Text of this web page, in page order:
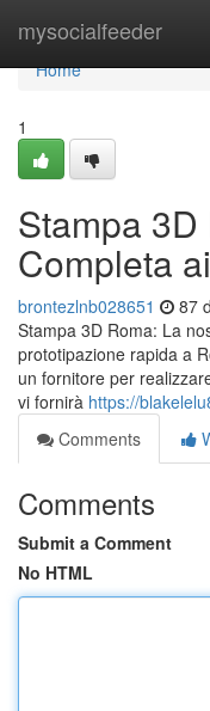
mysocialfeeder
Home
Home
1
Stampa
Completa
brontezlnb028651 87
Stampa 3D Roma: La
prototipazione rapida a
un fornitore per
vi fornirà https://
Comments
Comments
Submit a Comment
No HTML